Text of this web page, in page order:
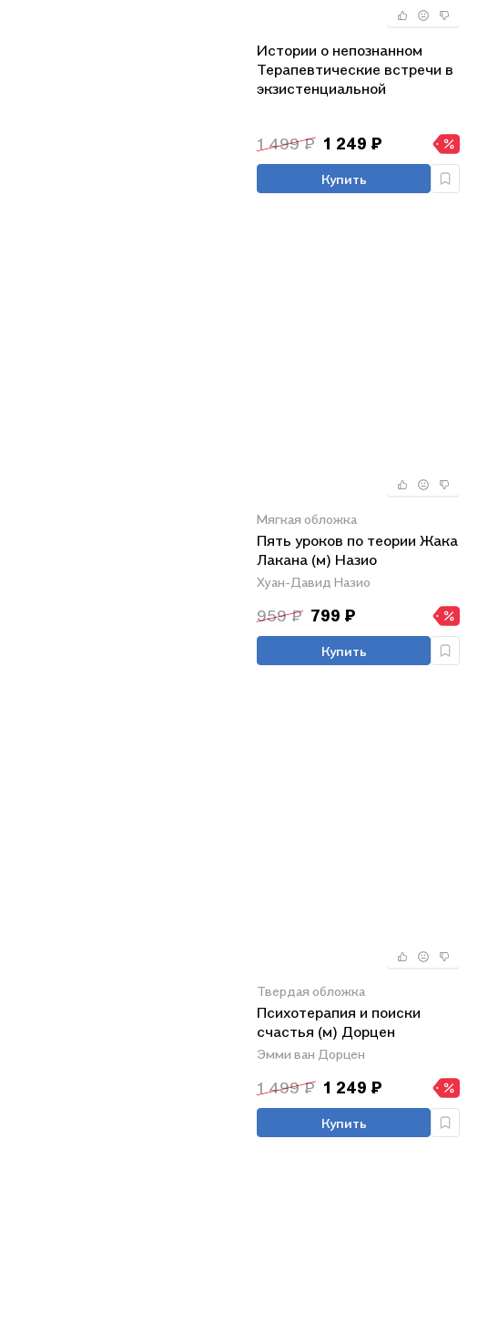
Истории о непознанном
Терапевтические встречи в
экзистенциальной
1 499 ₽ 1 249 ₽
Купить
Мягкая обложка
Пять уроков по теории Жака
Лакана (м) Назио
Хуан-Давид Назио
959 ₽ 799 ₽
Купить
Твердая обложка
Психотерапия и поиски
счастья (м) Дорцен
Эмми ван Дорцен
1 499 ₽ 1 249 ₽
Купить